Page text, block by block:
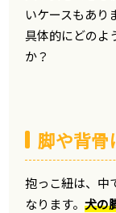
いケースもあり
具体的にどのよ
か？
脚や背骨
抱っこ紐は、中
なります。犬の